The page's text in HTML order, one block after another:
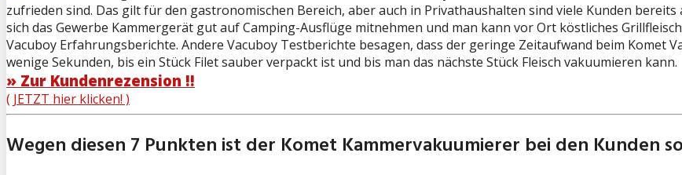
zufrieden sind. Das gilt für den gastronomischen Bereich, aber auch in Privathaushalten sind viele Kunden
sich das Gewerbe Kammergerät gut auf Camping-Ausflüge mitnehmen und man kann vor Ort köstliches
Vacuboy Erfahrungsberichte. Andere Vacuboy Testberichte besagen, dass der geringe Zeitaufwand beim Komet
wenige Sekunden, bis ein Stück Filet sauber verpackt ist und bis man das nächste Stück Fleisch vakuumieren kann.
» Zur Kundenrezension !!
( JETZT hier klicken! )
Wegen diesen 7 Punkten ist der Komet Kammervakuumierer bei den Kunden